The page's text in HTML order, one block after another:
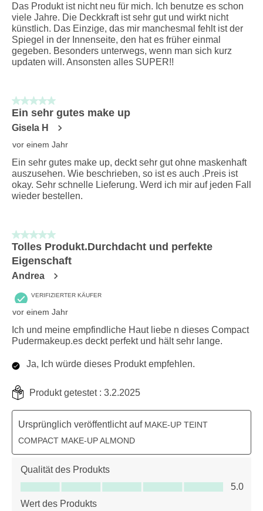
Das Produkt ist nicht neu für mich. Ich benutze es schon
viele Jahre. Die Deckkraft ist sehr gut und wirkt nicht
künstlich. Das Einzige, das mir manchesmal fehlt ist der
Spiegel in der Innenseite, den hat es früher einmal
gegeben. Besonders unterwegs, wenn man sich kurz
updaten will. Ansonsten alles SUPER!!
5 von 5 Sternen.
Ein sehr gutes make up
Gisela H
vor einem Jahr
Ein sehr gutes make up, deckt sehr gut ohne maskenhaft
auszusehen. Wie beschrieben, so ist es auch .Preis ist
okay. Sehr schnelle Lieferung. Werd ich mir auf jeden Fall
wieder bestellen.
5 von 5 Sternen.
Tolles Produkt.Durchdacht und perfekte
Eigenschaft
Andrea
VERIFIZIERTER KÄUFER
vor einem Jahr
Ich und meine empfindliche Haut liebe n dieses Compact
Pudermakeup.es deckt perfekt und hält sehr lange.
Ja, Ich würde dieses Produkt empfehlen.
Produkt getestet : 3.2.2025
Ursprünglich veröffentlicht auf MAKE-UP TEINT
COMPACT MAKE-UP ALMOND
Qualität des Produkts
Qualität des Produkts, 5.0 von 5
5.0
Wert des Produkts